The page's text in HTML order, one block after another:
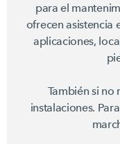
para el
ofrecen asistencia
aplicaciones,
También si no
instalaciones.